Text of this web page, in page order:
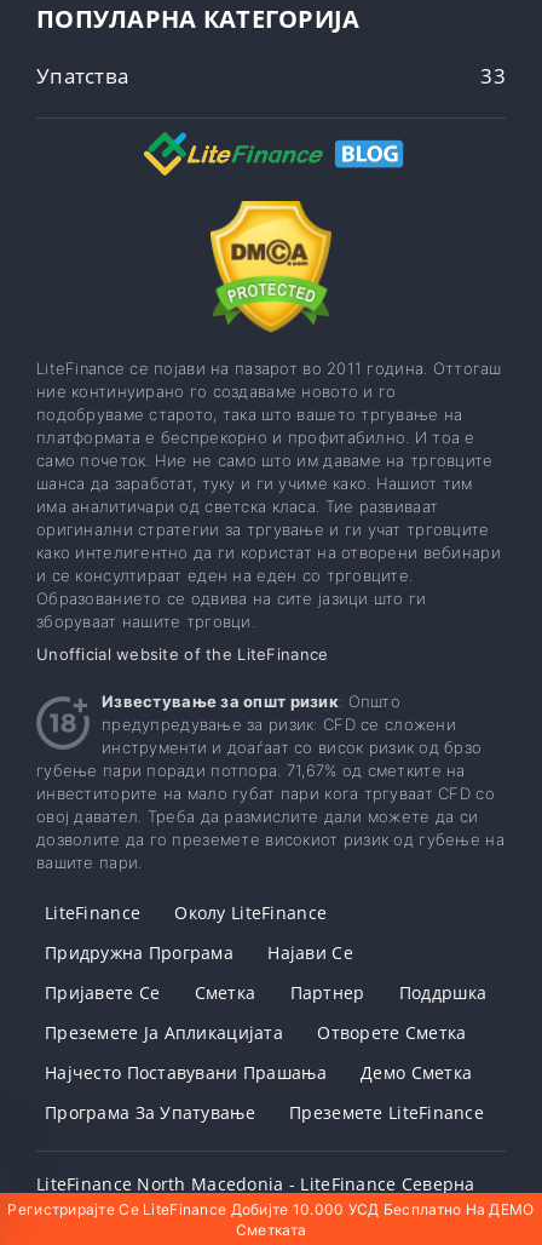
ПОПУЛАРНА КАТЕГОРИЈА
Упатства 33
LiteFinance се појави на пазарот во 2011 година. Оттогаш
ние континуирано го создаваме новото и го
подобруваме старото, така што вашето тргување на
платформата е беспрекорно и профитабилно. И тоа е
само почеток. Ние не само што им даваме на трговците
шанса да заработат, туку и ги учиме како. Нашиот тим
има аналитичари од светска класа. Тие развиваат
оригинални стратегии за тргување и ги учат трговците
како интелигентно да ги користат на отворени вебинари
и се консултираат еден на еден со трговците.
Образованието се одвива на сите јазици што ги
зборуваат нашите трговци.
Unofficial website of the LiteFinance
Известување за општ ризик: Општо
предупредување за ризик: CFD се сложени
инструменти и доаѓаат со висок ризик од брзо
губење пари поради потпора. 71,67% од сметките на
инвеститорите на мало губат пари кога тргуваат CFD со
овој давател. Треба да размислите дали можете да си
дозволите да го преземете високиот ризик од губење на
вашите пари.
LiteFinance
Околу LiteFinance
Придружна Програма
Најави Се
Пријавете Се
Сметка Партнер
Поддршка
Преземете Ја Апликацијата
Отворете Сметка
Најчесто Поставувани Прашања
Демо Сметка
Програма За Упатување
Преземете LiteFinance
LiteFinance North Macedonia - LiteFinance Северна
Контакт LiteFinance
Регистрирајте Се LiteFinance Добијте 10.000 УСД Бесплатно На ДЕМО
Сметката